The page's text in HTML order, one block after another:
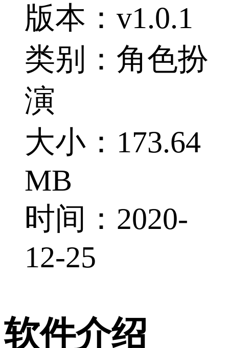
版本：v1.0.1
类别：角色扮
演
大小：173.64
MB
时间：2020-
12-25
软件介绍